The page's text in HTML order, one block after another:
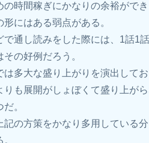
の時間稼ぎにかなりの余裕ができ
形にはある弱点がある。
で通し読みをした際には、1話1
の好例だろう。
は多大な盛り上がりを演出して
りも展開がしょぼくて盛り上が
。
記の方策をかなり多用している